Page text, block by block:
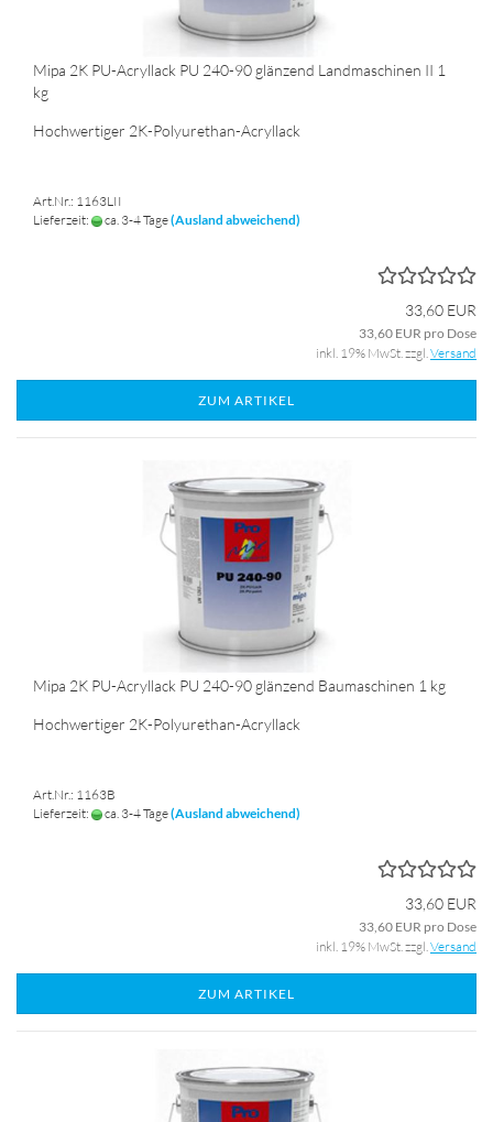
Mipa 2K PU-Acryllack PU 240-90 glänzend Landmaschinen II 1
kg
Hochwertiger 2K-Polyurethan-Acryllack
Art.Nr.: 1163LII
Lieferzeit:
ca. 3-4 Tage(Ausland abweichend)
33,60 EUR
33,60 EUR pro Dose
inkl. 19% MwSt. zzgl.Versand
ZUM ARTIKEL
Mipa 2K PU-Acryllack PU 240-90 glänzend Baumaschinen 1 kg
Hochwertiger 2K-Polyurethan-Acryllack
Art.Nr.: 1163B
Lieferzeit:
ca. 3-4 Tage(Ausland abweichend)
33,60 EUR
33,60 EUR pro Dose
inkl. 19% MwSt. zzgl.Versand
ZUM ARTIKEL